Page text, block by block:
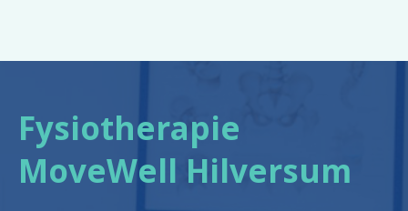
Fysiotherapie
MoveWell Hilversum